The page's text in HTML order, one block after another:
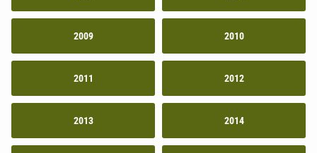
2009 2010
2011 2012
2013 2014